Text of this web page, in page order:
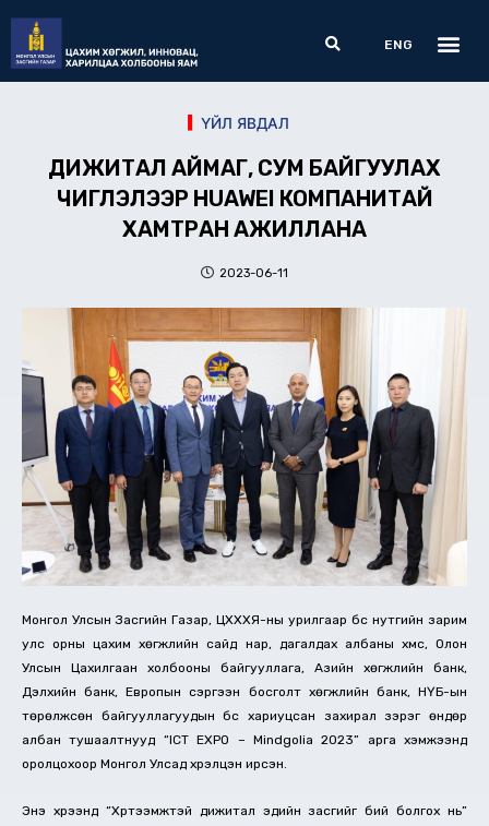
content
Search
ENG
ҮЙЛ ЯВДАЛ
ДИЖИТАЛ АЙМАГ, СУМ БАЙГУУЛАХ
ЧИГЛЭЛЭЭР HUAWEI КОМПАНИТАЙ
ХАМТРАН АЖИЛЛАНА
2023-06-11
Монгол Улсын Засгийн Газар, ЦХХХЯ-ны урилгаар бүс нутгийн зарим
улс орны цахим хөгжлийн сайд нар, дагалдах албаны хүмүүс, Олон
Улсын Цахилгаан холбооны байгууллага, Азийн хөгжлийн банк,
Дэлхийн банк, Европын сэргээн босголт хөгжлийн банк, НҮБ-ын
төрөлжсөн байгууллагуудын бүс хариуцсан захирал зэрэг өндөр
албан тушаалтнууд “ICT EXPO – Mindgolia 2023” арга хэмжээнд
оролцохоор Монгол Улсад хүрэлцэн ирсэн.
Энэ хүрээнд “Хүртээмжтэй дижитал эдийн засгийг бий болгох нь”